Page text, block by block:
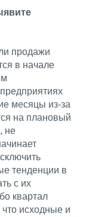
продажи
в начале
месяцы из-за
на плановый
не
тенденции в
с их
квартал
что исходные и